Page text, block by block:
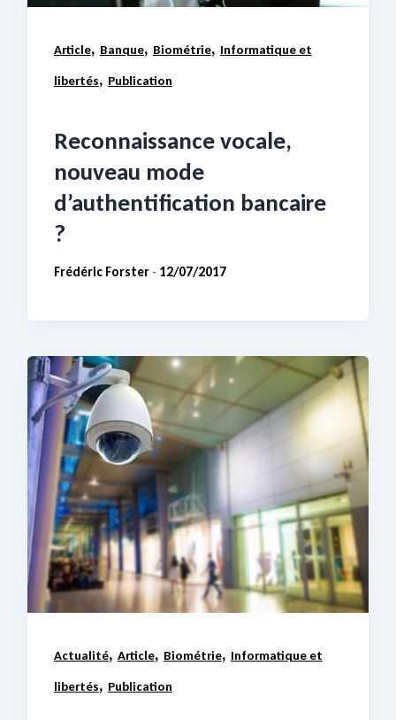
Article, Banque, Biométrie, Informatique et
libertés, Publication
Reconnaissance vocale,
nouveau mode
d’authentification bancaire
?
Frédéric Forster - 12/07/2017
Actualité, Article, Biométrie, Informatique et
libertés, Publication